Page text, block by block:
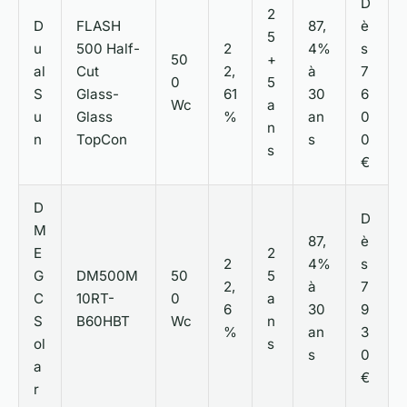
D
u
al
S
u
n
FLASH
500 Half-
Cut
Glass-
Glass
TopCon
50
0
Wc
2
2,
61
%
2
5
+
5
a
n
s
87,
4%
à
30
an
s
è
s
7
6
0
0
€
D
M
E
G
C
S
ol
a
r
DM500M
10RT-
B60HBT
50
0
Wc
2
2,
6
%
2
5
a
n
s
87,
4%
à
30
an
s
D
è
s
7
9
3
0
€